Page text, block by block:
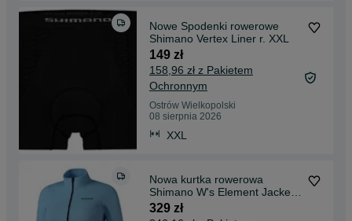
Nowe Spodenki rowerowe
Shimano Vertex Liner r. XXL
149 zł
158,96 zł z Pakietem
Ochronnym
Ostrów Wielkopolski
08 sierpnia 2026
XXL
Nowa kurtka rowerowa
Shimano W's Element Jacket
r. L
329 zł